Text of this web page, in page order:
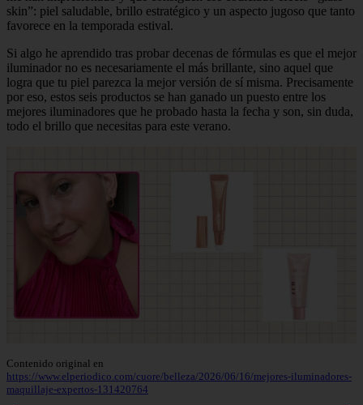
skin”: piel saludable, brillo estratégico y un aspecto jugoso que tanto
favorece en la temporada estival.
Si algo he aprendido tras probar decenas de fórmulas es que el mejor
iluminador no es necesariamente el más brillante, sino aquel que
logra que tu piel parezca la mejor versión de sí misma. Precisamente
por eso, estos seis productos se han ganado un puesto entre los
mejores iluminadores que he probado hasta la fecha y son, sin duda,
todo el brillo que necesitas para este verano.
Contenido original en
https://www.elperiodico.com/cuore/belleza/2026/06/16/mejores-iluminadores-
maquillaje-expertos-131420764